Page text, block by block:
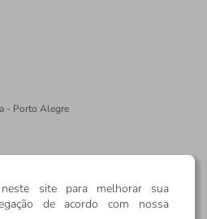
- Porto Alegre
neste site para melhorar sua
de acordo com nossa